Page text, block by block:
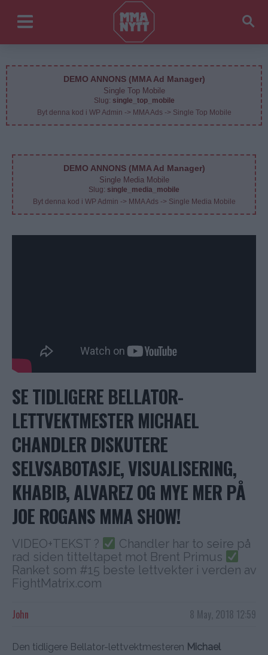
DEMO ANNONS (MMA Ad Manager)
Single Top Mobile
Slug: single_top_mobile
Byt denna kod i WP Admin -> MMA Ads -> Single Top Mobile
DEMO ANNONS (MMA Ad Manager)
Single Media Mobile
Slug: single_media_mobile
Byt denna kod i WP Admin -> MMA Ads -> Single Media Mobile
SE TIDLIGERE BELLATOR-
LETTVEKTMESTER MICHAEL
CHANDLER DISKUTERE
SELVSABOTASJE, VISUALISERING,
KHABIB, ALVAREZ OG MYE MER PÅ
JOE ROGANS MMA SHOW!
VIDEO+TEKST ?
Chandler har to seire på
rad siden titteltapet mot Brent Primus
Ranket som #15 beste lettvekter i verden av
FightMatrix.com
8 May, 2018 12:59
John
Den tidligere Bellator-lettvektmesteren Michael